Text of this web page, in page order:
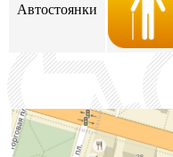
Автостоянки